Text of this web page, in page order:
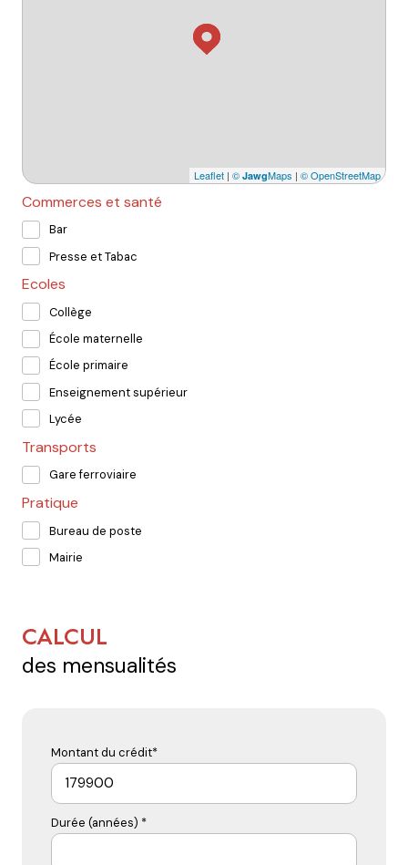
Leaflet | © JawgMaps | © OpenStreetMap
Commerces et santé
Bar
Presse et Tabac
Ecoles
Collège
École maternelle
École primaire
Enseignement supérieur
Lycée
Transports
Gare ferroviaire
Pratique
Bureau de poste
Mairie
CALCUL
des mensualités
Montant du crédit*
Durée (années) *